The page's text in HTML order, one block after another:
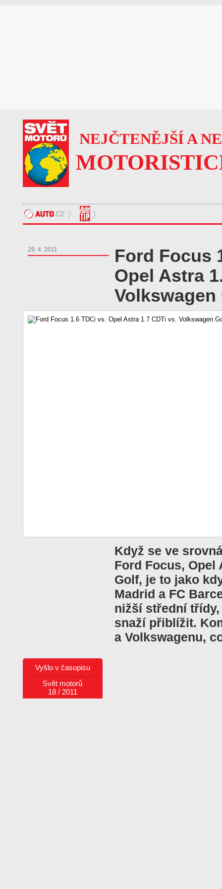
NEJČTENĚJŠÍ A
29. 4. 2011
Ford Focus
Opel Astra
Volkswagen
Když se ve
Ford Focus, Opel
Golf, je to jako
Madrid a FC
nižší střední
snaží přiblížit.
a Volkswagenu,
Vyšlo v časopisu
Svět motorů
18 / 2011